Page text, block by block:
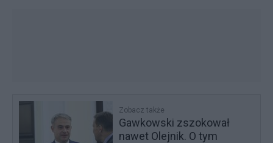
Zobacz także
Gawkowski zszokował
nawet Olejnik. O tym